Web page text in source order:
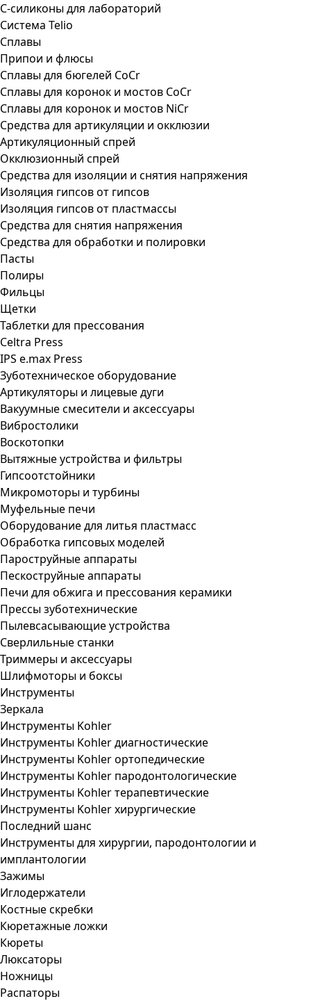
С-силиконы для лабораторий
Система Telio
Сплавы
Припои и флюсы
Сплавы для бюгелей CoCr
Сплавы для коронок и мостов CoCr
Сплавы для коронок и мостов NiCr
Средства для артикуляции и окклюзии
Артикуляционный спрей
Окклюзионный спрей
Средства для изоляции и снятия напряжения
Изоляция гипсов от гипсов
Изоляция гипсов от пластмассы
Средства для снятия напряжения
Средства для обработки и полировки
Пасты
Полиры
Фильцы
Щетки
Таблетки для прессования
Celtra Press
IPS e.max Press
Зуботехническое оборудование
Артикуляторы и лицевые дуги
Вакуумные смесители и аксессуары
Вибростолики
Воскотопки
Вытяжные устройства и фильтры
Гипсоотстойники
Микромоторы и турбины
Муфельные печи
Оборудование для литья пластмасс
Обработка гипсовых моделей
Пароструйные аппараты
Пескоструйные аппараты
Печи для обжига и прессования керамики
Прессы зуботехнические
Пылевсасывающие устройства
Сверлильные станки
Триммеры и аксессуары
Шлифмоторы и боксы
Инструменты
Зеркала
Инструменты Kohler
Инструменты Kohler диагностические
Инструменты Kohler ортопедические
Инструменты Kohler пародонтологические
Инструменты Kohler терапевтические
Инструменты Kohler хирургические
Последний шанс
Инструменты для хирургии, пародонтологии и
имплантологии
Зажимы
Иглодержатели
Костные скребки
Кюретажные ложки
Кюреты
Люксаторы
Ножницы
Распаторы